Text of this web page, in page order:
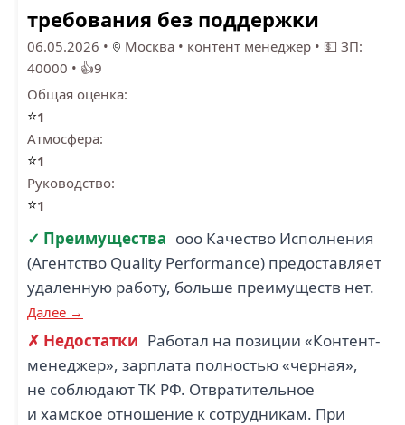
требования без поддержки
06.05.2026 • Москва • контент менеджер • 💵 ЗП:
40000 • 👍9
Общая оценка:
⭐1
Атмосфера:
⭐1
Руководство:
⭐1
✓ Преимущества ооо Качество Исполнения
(Агентство Quality Performance) предоставляет
удаленную работу, больше преимуществ нет.
Далее →
✗ Недостатки Работал на позиции «Контент-
менеджер», зарплата полностью «черная»,
не соблюдают ТК РФ. Отвратительное
и хамское отношение к сотрудникам. При